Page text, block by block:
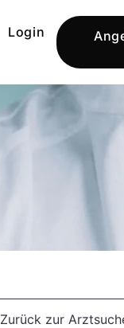
Login
Zurück zur